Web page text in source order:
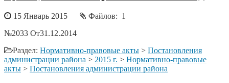
15 Январь 2015
Файлов: 1
№2033 От31.12.2014
Раздел: Нормативно-правовые акты > Постановления
администрации района > 2015 г. > Нормативно-правовые
акты > Постановления администрации района